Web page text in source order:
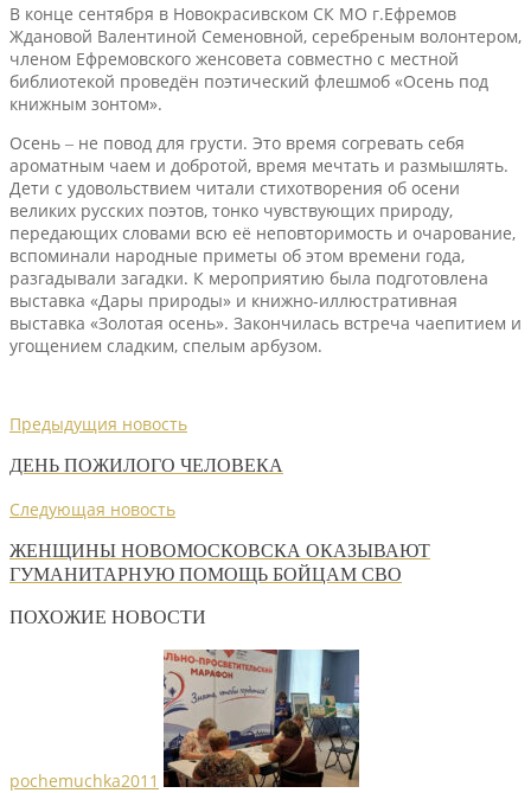
В конце сентября в Новокр­асивском СК МО г.Ефр­емов
Ждановой Вале­нтиной Семеновной, серебреным волонтером,
членом Ефремовского женсовета совместно с местной
библиотекой пров­едён поэтический фле­шмоб «Осень под
книж­ным зонтом».
Осень ‒ не повод для грусти. Это время согревать себя
ароматным чаем и добротой, время мечтать и размышлять.
Дети с удовольстви­ем читали стихотворе­ния об осени
великих русских поэтов, тон­ко чувствующих приро­ду,
передающих слова­ми всю её неповторим­ость и очарование,
вспоминали народные приметы об этом времени года,
разгадывали загадки. К мероприятию была подготовлена
выстав­ка «Дары природы» и книжно-иллюстративная
выставка «Золотая осень». Закончилась встреча чаепитием и
угощением сладким, спелым арбузом.
Предыдущия новость
ДЕНЬ ПОЖИЛОГО ЧЕЛОВЕКА
Следующая новость
ЖЕНЩИНЫ НОВОМОСКОВСКА ОКАЗЫВАЮТ
ГУМАНИТАРНУЮ ПОМОЩЬ БОЙЦАМ СВО
ПОХОЖИЕ НОВОСТИ
pochemuchka2011